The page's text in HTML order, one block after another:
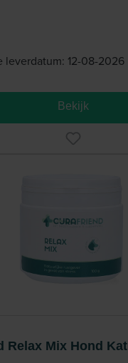
leverdatum: 12-08-2026
Bekijk
Relax Mix Hond Kat